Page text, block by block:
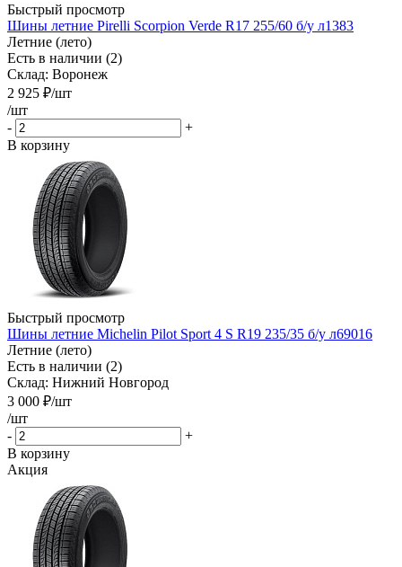
Быстрый просмотр
Шины летние Pirelli Scorpion Verde R17 255/60 б/у л1383
Летние (лето)
Есть в наличии (2)
Склад: Воронеж
2 925 ₽/шт
/шт
-
+
В корзину
Быстрый просмотр
Шины летние Michelin Pilot Sport 4 S R19 235/35 б/у л69016
Летние (лето)
Есть в наличии (2)
Склад: Нижний Новгород
3 000 ₽/шт
/шт
-
+
В корзину
Акция